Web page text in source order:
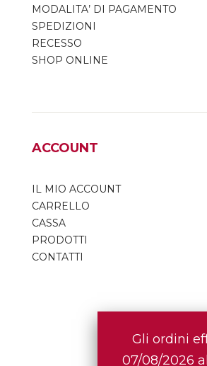
MODALITA’ DI PAGAMENTO
SPEDIZIONI
RECESSO
SHOP ONLINE
ACCOUNT
IL MIO ACCOUNT
CARRELLO
CASSA
PRODOTTI
CONTATTI
Gli ordini
07/08/2026